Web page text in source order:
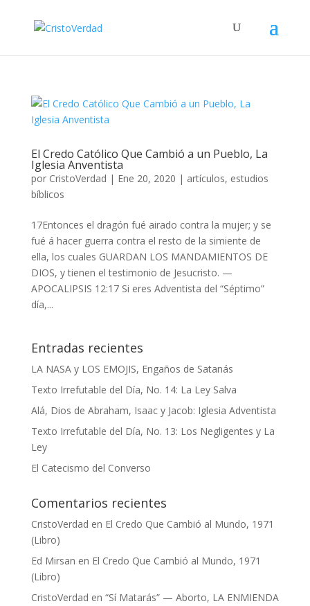
El Credo Católico Que Cambió a un Pueblo, La
Iglesia Anventista
por CristoVerdad | Ene 20, 2020 | artículos, estudios
bíblicos
17Entonces el dragón fué airado contra la mujer; y se
fué á hacer guerra contra el resto de la simiente de
ella, los cuales GUARDAN LOS MANDAMIENTOS DE
DIOS, y tienen el testimonio de Jesucristo. —
APOCALIPSIS 12:17 Si eres Adventista del “Séptimo”
día,...
Entradas recientes
LA NASA y LOS EMOJIS, Engaños de Satanás
Texto Irrefutable del Día, No. 14: La Ley Salva
Alá, Dios de Abraham, Isaac y Jacob: Iglesia Adventista
Texto Irrefutable del Día, No. 13: Los Negligentes y La
Ley
El Catecismo del Converso
Comentarios recientes
CristoVerdad en El Credo Que Cambió al Mundo, 1971
(Libro)
Ed Mirsan en El Credo Que Cambió al Mundo, 1971
(Libro)
CristoVerdad en “Sí Matarás” — Aborto, LA ENMIENDA